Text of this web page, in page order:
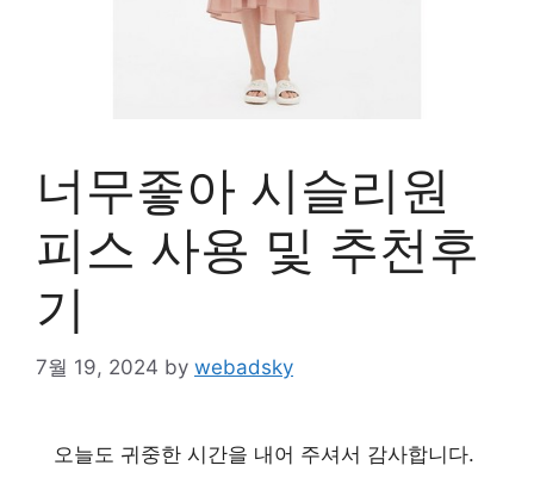
너무좋아 시슬리원
피스 사용 및 추천후
기
7월 19, 2024 by webadsky
오늘도 귀중한 시간을 내어 주셔서 감사합니다.